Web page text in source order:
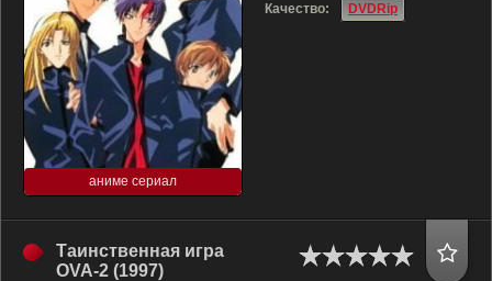
аниме сериал
Качество:
DVDRip
Таинственная игра
OVA-2 (1997)